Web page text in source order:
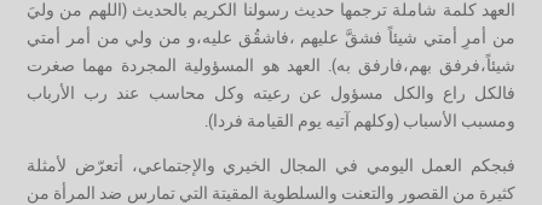
العهد كلمة شاملة ترجمها حديث رسولنا الكريم بالحديث (اللهم من وليَ
من أمرِ أمتي شيئاً فشقَّ عليهم ،فاشقُق عليه،و من ولي من أمر أمتي
شيئاً،فرفق بهم،فارفق به). العهد هو المسؤولية المجردة مهما صغرت
فالكل راع والكل مسؤول عن رعيته وكل محاسب عند رب الأرباب
ومسبب الأسباب (وكلهم آتيه يوم القيامة فردا).
فبجكم العمل اليومي في المجال الخيري والإجتماعي، أتعرّض لأمثلة
كثيرة من القصور والتعنت والسلطوية المقيتة التي تمارس ضد المرأة من